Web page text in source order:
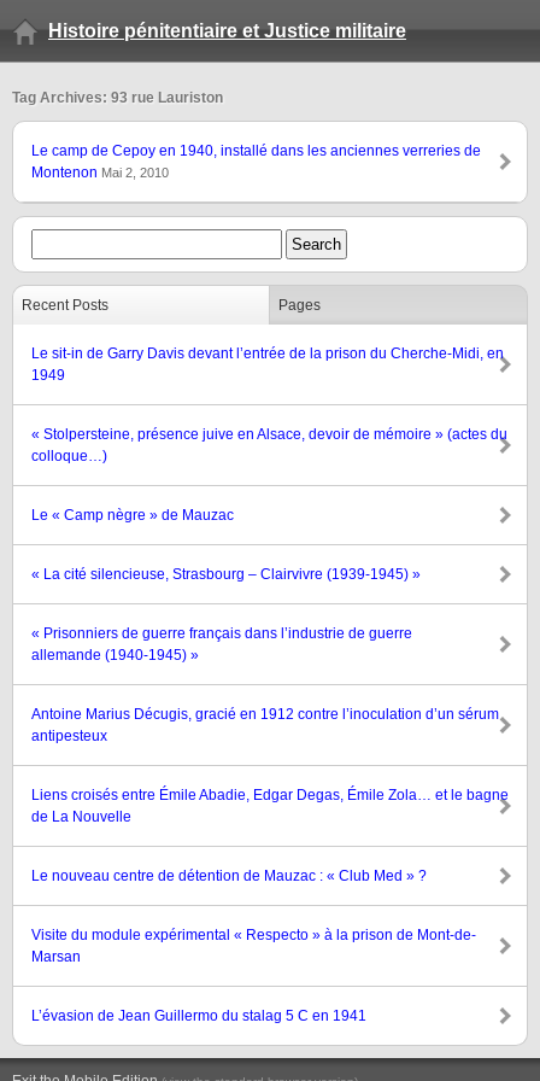
Histoire pénitentiaire et Justice militaire
Tag Archives: 93 rue Lauriston
Le camp de Cepoy en 1940, installé dans les anciennes verreries de
Montenon Mai 2, 2010
Recent Posts Pages
Le sit-in de Garry Davis devant l’entrée de la prison du Cherche-Midi, en
1949
« Stolpersteine, présence juive en Alsace, devoir de mémoire » (actes du
colloque…)
Le « Camp nègre » de Mauzac
« La cité silencieuse, Strasbourg – Clairvivre (1939-1945) »
« Prisonniers de guerre français dans l’industrie de guerre
allemande (1940-1945) »
Antoine Marius Décugis, gracié en 1912 contre l’inoculation d’un sérum
antipesteux
Liens croisés entre Émile Abadie, Edgar Degas, Émile Zola… et le bagne
de La Nouvelle
Le nouveau centre de détention de Mauzac : « Club Med » ?
Visite du module expérimental « Respecto » à la prison de Mont-de-
Marsan
L’évasion de Jean Guillermo du stalag 5 C en 1941